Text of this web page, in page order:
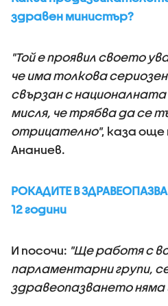
здравен министър?
"Той е проявил своето
че има толкова
свързан с
мисля, че трябва да се
отрицателно", каза още
Ананиев.
РОКАДИТЕ В
12 години
И посочи: "Ще работя с
парламентарни групи,
здравеопазването няма